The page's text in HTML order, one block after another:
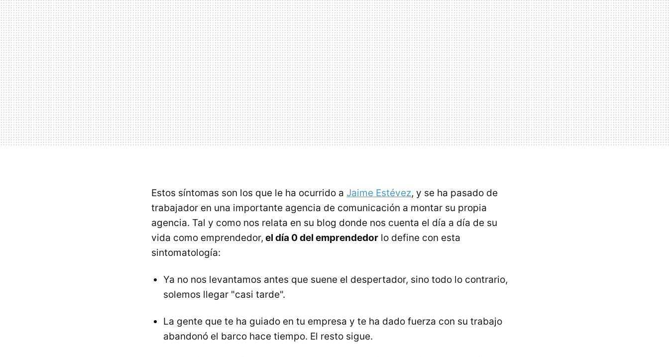
Estos síntomas son los que le ha ocurrido a Jaime Estévez, y se ha pasado de
trabajador en una importante agencia de comunicación a montar su propia
agencia. Tal y como nos relata en su blog donde nos cuenta el día a día de su
vida como emprendedor, el día 0 del emprendedor lo define con esta
sintomatología:
Ya no nos levantamos antes que suene el despertador, sino todo lo contrario,
solemos llegar "casi tarde".
La gente que te ha guiado en tu empresa y te ha dado fuerza con su trabajo
abandonó el barco hace tiempo. El resto sigue.